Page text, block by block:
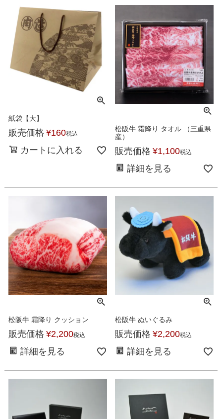
紙袋【大】
販売価格 ¥160税込
カートに入れる
松阪牛 霜降り タオル （三重県
産）
販売価格 ¥1,100税込
詳細を見る
松阪牛 霜降り クッション
販売価格 ¥2,200税込
詳細を見る
松阪牛 ぬいぐるみ
販売価格 ¥2,200税込
詳細を見る